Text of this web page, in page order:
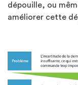
dépouille, ou
améliorer cette